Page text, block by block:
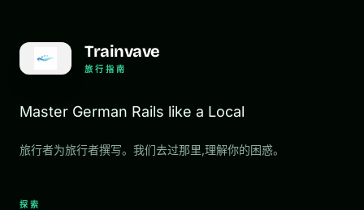
Trainvave
旅行指南
Master German Rails like a Local
旅行者为旅行者撰写。我们去过那里,理解你的困惑。
探索